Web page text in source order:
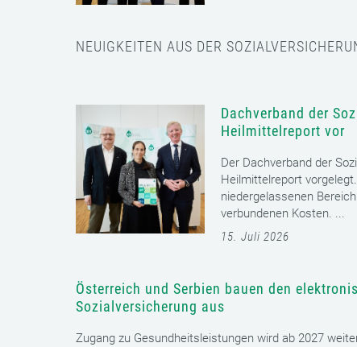
NEUIGKEITEN AUS DER
Dachverband der
Heilmittelreport vor
Der Dachverband der
Heilmittelreport
niedergelassenen
verbundenen Kosten. ...
15. Juli 2026
Österreich und Serbien bauen den
Sozialversicherung aus
Zugang zu Gesundheitsleistungen wird ab 2027